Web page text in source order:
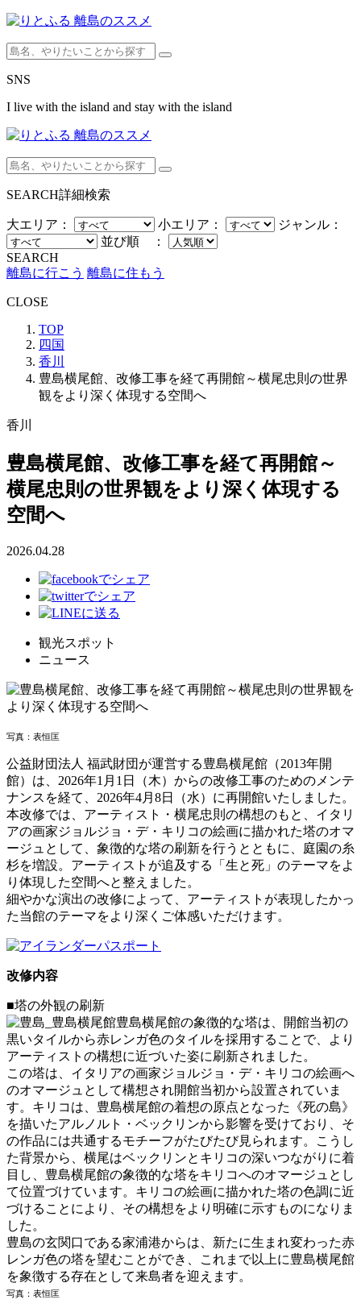
SNS
I live with the island and stay with the island
SEARCH詳細検索
大エリア： 小エリア：
ジャンル：
並び順 ：
SEARCH
離島に行こう 離島に住もう
CLOSE
TOP
四国
香川
豊島横尾館、改修工事を経て再開館～横尾忠則の世界
観をより深く体現する空間へ
香川
豊島横尾館、改修工事を経て再開館～
横尾忠則の世界観をより深く体現する
空間へ
2026.04.28
観光スポット
ニュース
写真：表恒匡
公益財団法人 福武財団が運営する豊島横尾館（2013年開
館）は、2026年1月1日（木）からの改修工事のためのメンテ
ナンスを経て、2026年4月8日（水）に再開館いたしました。
本改修では、アーティスト・横尾忠則の構想のもと、イタリ
アの画家ジョルジョ・デ・キリコの絵画に描かれた塔のオマ
ージュとして、象徴的な塔の刷新を行うとともに、庭園の糸
杉を増設。アーティストが追及する「生と死」のテーマをよ
り体現した空間へと整えました。
細やかな演出の改修によって、アーティストが表現したかっ
た当館のテーマをより深くご体感いただけます。
改修内容
■塔の外観の刷新
豊島横尾館の象徴的な塔は、開館当初の
黒いタイルから赤レンガ色のタイルを採用することで、より
アーティストの構想に近づいた姿に刷新されました。
この塔は、イタリアの画家ジョルジョ・デ・キリコの絵画へ
のオマージュとして構想され開館当初から設置されていま
す。キリコは、豊島横尾館の着想の原点となった《死の島》
を描いたアルノルト・ベックリンから影響を受けており、そ
の作品には共通するモチーフがたびたび見られます。こうし
た背景から、横尾はベックリンとキリコの深いつながりに着
目し、豊島横尾館の象徴的な塔をキリコへのオマージュとし
て位置づけています。キリコの絵画に描かれた塔の色調に近
づけることにより、その構想をより明確に示すものになりま
した。
豊島の玄関口である家浦港からは、新たに生まれ変わった赤
レンガ色の塔を望むことができ、これまで以上に豊島横尾館
を象徴する存在として来島者を迎えます。
写真：表恒匡